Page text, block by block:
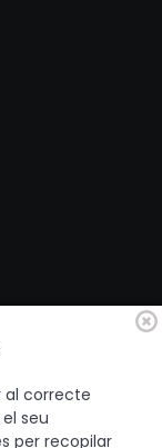
al correcte
seu
per recopilar